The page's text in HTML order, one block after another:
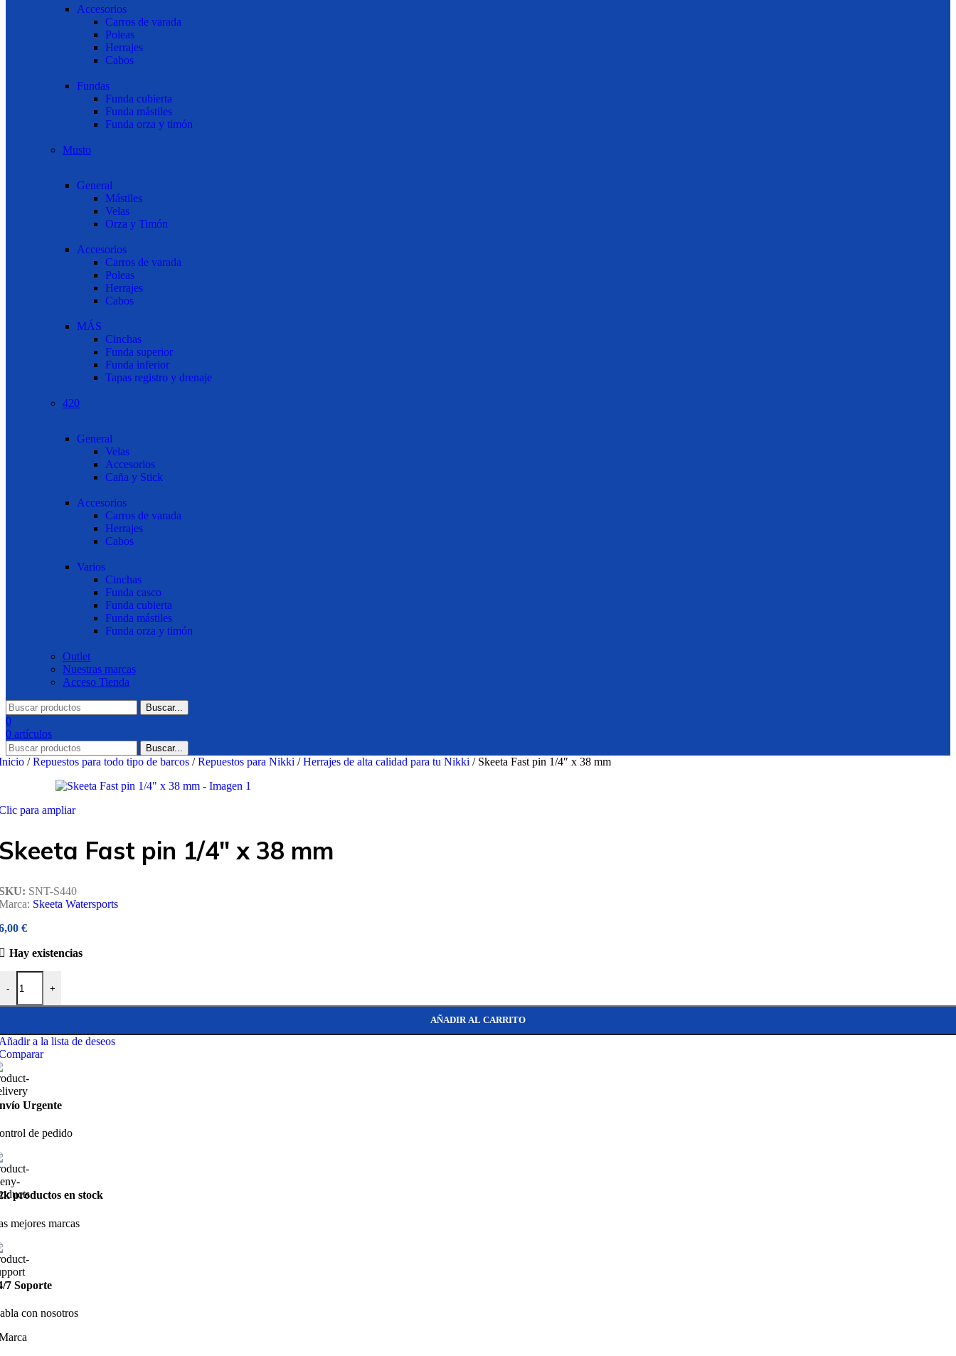
Accesorios
Carros de varada
Poleas
Herrajes
Cabos
Fundas
Funda cubierta
Funda mástiles
Funda orza y timón
Musto
General
Mástiles
Velas
Orza y Timón
Accesorios
Carros de varada
Poleas
Herrajes
Cabos
MÁS
Cinchas
Funda superior
Funda inferior
Tapas registro y drenaje
420
General
Velas
Accesorios
Caña y Stick
Accesorios
Carros de varada
Herrajes
Cabos
Varios
Cinchas
Funda casco
Funda cubierta
Funda mástiles
Funda orza y timón
Outlet
Nuestras marcas
Acceso Tienda
Buscar...
0
0 artículos
Buscar...
/ Repuestos para todo tipo de barcos / Repuestos para Nikki / Herrajes de alta calidad para tu Nikki / Skeeta Fast pin 1/4″ x 38 mm
para ampliar
Fast pin 1/4″ x 38 mm
SNT-S440
Skeeta Watersports
€
Hay existencias
-
Fast pin 1/4" x 38 mm cantidad
+
AÑADIR AL CARRITO
a la lista de deseos
Urgente
de pedido
productos en stock
mejores marcas
7 Soporte
con nosotros